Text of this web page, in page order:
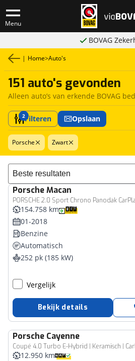
Menu
BOVAG
| Home>Auto's
151 auto's gevonden
Alleen auto’s van erkende BOVAG
2Filteren Opslaan
Porsche Zwart
Sorteer resultaten
PorscheMacan
154.758 km
01-2018
Benzine
Automatisch
252 pk (185 kW)
Vergelijk
Bekijk details
Porsche Cayenne
12.950 km